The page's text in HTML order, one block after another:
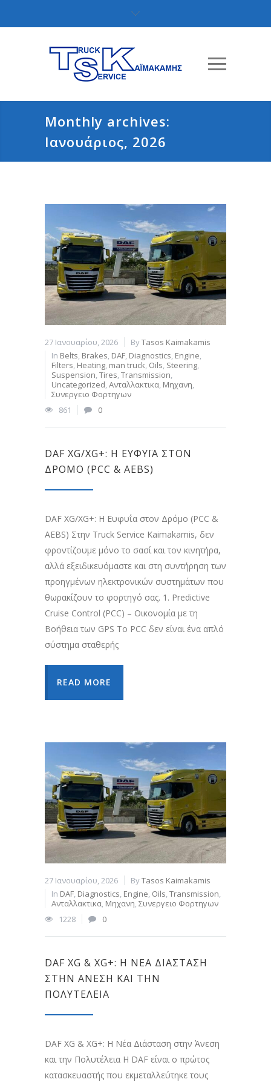
Monthly archives:
Ιανουάριος, 2026
27 Ιανουαρίου, 2026 ByTasos Kaimakamis
In Belts, Brakes, DAF, Diagnostics, Engine,
Filters, Heating, man truck, Oils, Steering,
Suspension,Tires,Transmission,
Uncategorized,Ανταλλακτικα, Μηχανη,
Συνεργειο Φορτηγων
861
0
DAF XG/XG+: Η ΕΥΦΥΪ́Α ΣΤΟΝ
ΔΡΌΜΟ (PCC & AEBS)
DAF XG/XG+: Η Ευφυΐα στον Δρόμο (PCC &
AEBS) Στην Truck Service Kaimakamis, δεν
φροντίζουμε μόνο το σασί και τον κινητήρα,
αλλά εξειδικευόμαστε και στη συντήρηση των
προηγμένων ηλεκτρονικών συστημάτων που
θωρακίζουν το φορτηγό σας. 1. Predictive
Cruise Control (PCC) – Οικονομία με τη
Βοήθεια των GPS Το PCC δεν είναι ένα απλό
σύστημα σταθερής
READ MORE
27 Ιανουαρίου, 2026 ByTasos Kaimakamis
In DAF, Diagnostics, Engine, Oils,Transmission,
Ανταλλακτικα, Μηχανη,Συνεργειο Φορτηγων
1228
0
DAF XG & XG+: Η ΝΈΑ ΔΙΆΣΤΑΣΗ
ΣΤΗΝ ΆΝΕΣΗ ΚΑΙ ΤΗΝ
ΠΟΛΥΤΈΛΕΙΑ
DAF XG & XG+: Η Νέα Διάσταση στην Άνεση
και την Πολυτέλεια Η DAF είναι ο πρώτος
κατασκευαστής που εκμεταλλεύτηκε τους